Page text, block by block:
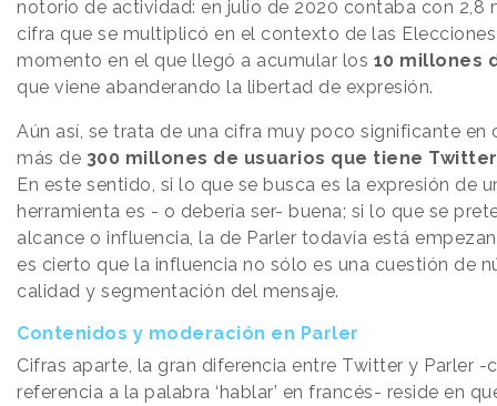
notorio de actividad: en julio de 2020 contaba con 2,8
cifra que se multiplicó en el contexto de las
momento en el que llegó a acumular los 10 millones
que viene abanderando la libertad de expresión.
Aún así, se trata de una cifra muy poco significante en
más de 300 millones de usuarios que tiene Twitter
En este sentido, si lo que se busca es la expresión de
herramienta es - o debería ser- buena; si lo que se
alcance o influencia, la de Parler todavía está
es cierto que la influencia no sólo es una cuestión de
calidad y segmentación del mensaje.
Contenidos y moderación en Parler
Cifras aparte, la gran diferencia entre Twitter y Parler -
referencia a la palabra ‘hablar’ en francés- reside en